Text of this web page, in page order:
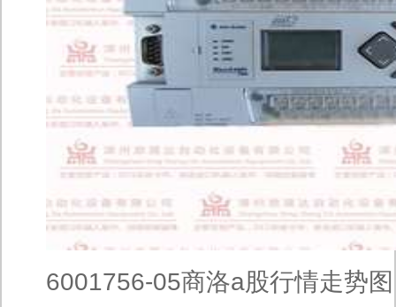
6001756-05商洛a股行情走势图